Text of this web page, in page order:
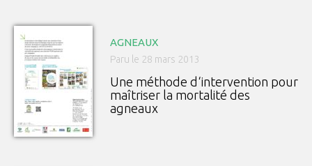
AGNEAUX
Paru le 28 mars 2013
Une méthode d‘intervention pour
maîtriser la mortalité des
agneaux